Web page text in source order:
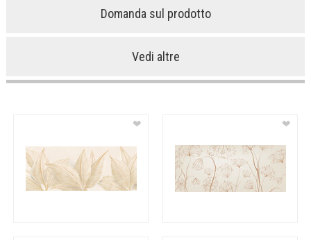
Domanda sul prodotto
Vedi altre
❤ ❤